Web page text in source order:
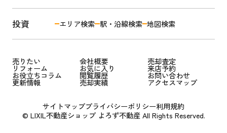
投資 エリア検索 駅・沿線検索 地図検索
売りたい
リフォーム
お役立ちコラム
更新情報
会社概要
お気に入り
閲覧履歴
売却実績
売却査定
来店予約
お問い合わせ
アクセスマップ
サイトマッププライバシーポリシー利用規約
© LIXIL不動産ショップ よろず不動産 All Rights Reserved.